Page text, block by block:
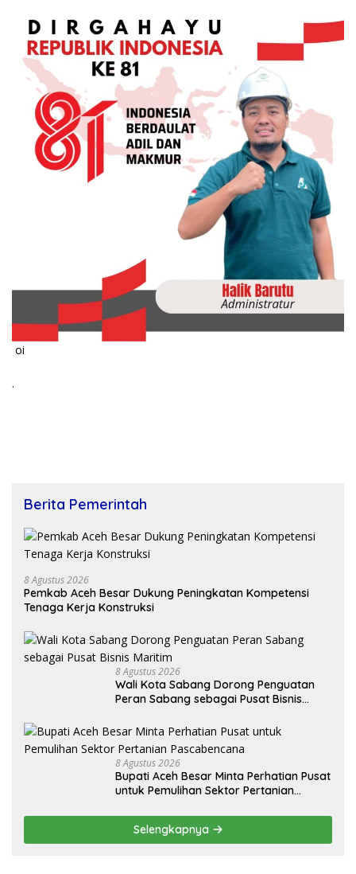
oi
.
Berita Pemerintah
8 Agustus 2026
Pemkab Aceh Besar Dukung Peningkatan Kompetensi
Tenaga Kerja Konstruksi
8 Agustus 2026
Wali Kota Sabang Dorong Penguatan
Peran Sabang sebagai Pusat Bisnis
8 Agustus 2026
Bupati Aceh Besar Minta Perhatian Pusat
untuk Pemulihan Sektor Pertanian
Selengkapnya